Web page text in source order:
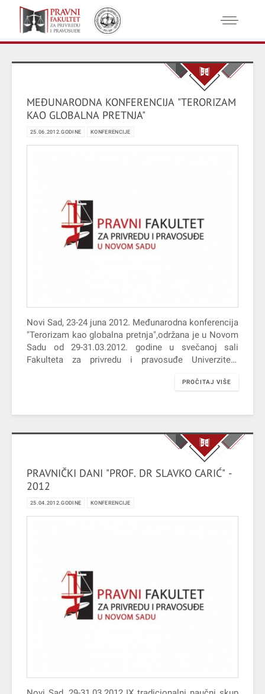
MEĐUNARODNA KONFERENCIJA "TERORIZAM
KAO GLOBALNA PRETNJA"
25.06.2012.GODINE KONFERENCIJE
Novi Sad, 23-24 juna 2012. Međunarodna konferencija
"Terorizam kao globalna pretnja",održana je u Novom
Sadu od 29-31.03.2012. godine u svečanoj sali
Fakulteta za privredu i pravosuđe Univerziteta
PROČITAJ VIŠE
PRAVNIČKI DANI "PROF. DR SLAVKO CARIĆ" -
2012
25.04.2012.GODINE KONFERENCIJE